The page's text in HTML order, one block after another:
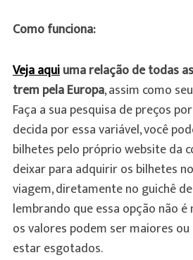
Como funciona:
Veja aquiuma relação de todas
trem pela Europa, assim como
Faça a sua pesquisa de preços
decida por essa variável, você
bilhetes pelo próprio website da
deixar para adquirir os bilhetes
viagem, diretamente no guichê
lembrando que essa opção não
os valores podem ser maiores
estar esgotados.